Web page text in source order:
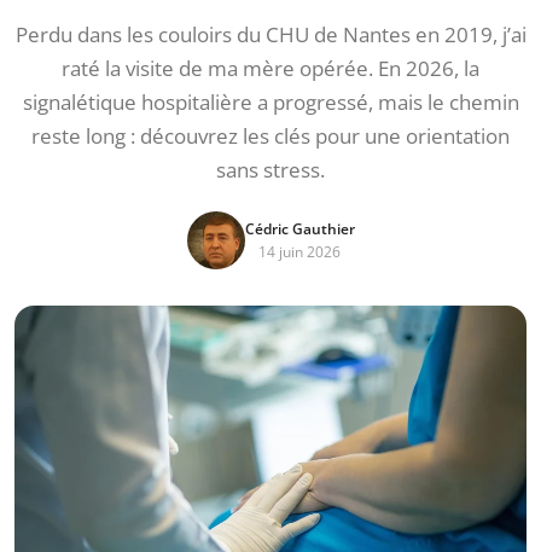
Perdu dans les couloirs du CHU de Nantes en 2019, j’ai
raté la visite de ma mère opérée. En 2026, la
signalétique hospitalière a progressé, mais le chemin
reste long : découvrez les clés pour une orientation
sans stress.
Cédric Gauthier
14 juin 2026